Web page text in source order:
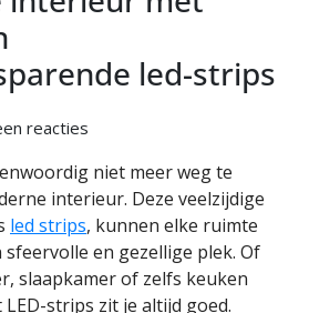
led-strips
reacties
niet meer weg te
interieur. Deze veelzijdige
led strips, kunnen elke ruimte
en gezellige plek. Of
slaapkamer of zelfs keuken
strips zit je altijd goed.